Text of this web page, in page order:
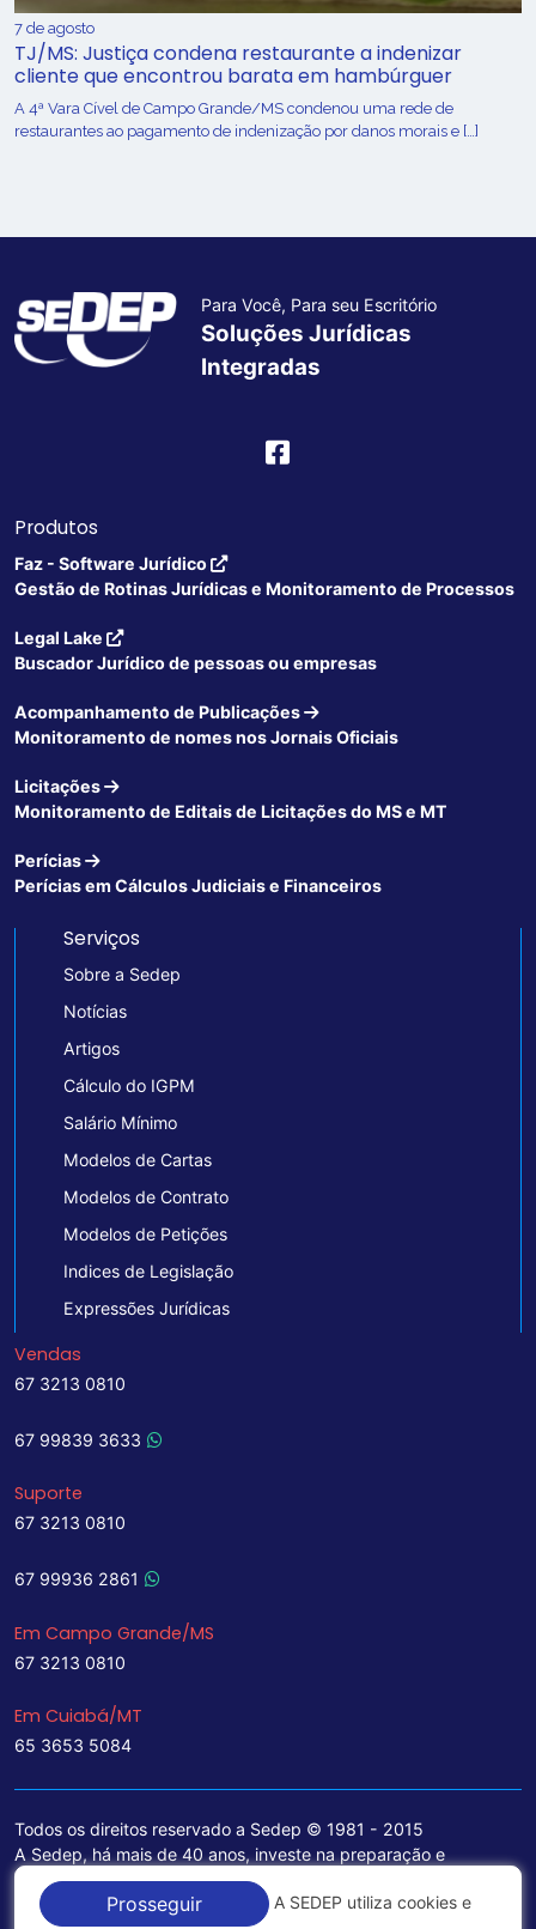
7 de agosto
TJ/MS: Justiça condena restaurante a indenizar
cliente que encontrou barata em hambúrguer
A 4ª Vara Cível de Campo Grande/MS condenou uma rede de
restaurantes ao pagamento de indenização por danos morais e […]
Para Você, Para seu Escritório
Soluções Jurídicas
Integradas
Produtos
Faz - Software Jurídico
Gestão de Rotinas Jurídicas e Monitoramento de Processos
Legal Lake
Buscador Jurídico de pessoas ou empresas
Acompanhamento de Publicações
Monitoramento de nomes nos Jornais Oficiais
Licitações
Monitoramento de Editais de Licitações do MS e MT
Perícias
Perícias em Cálculos Judiciais e Financeiros
Serviços
Sobre a Sedep
Notícias
Artigos
Cálculo do IGPM
Salário Mínimo
Modelos de Cartas
Modelos de Contrato
Modelos de Petições
Indices de Legislação
Expressões Jurídicas
Vendas
67 3213 0810
67 99839 3633
Suporte
67 3213 0810
67 99936 2861
Em Campo Grande/MS
67 3213 0810
Em Cuiabá/MT
65 3653 5084
Todos os direitos reservado a Sedep © 1981 - 2015
A Sedep, há mais de 40 anos, investe na preparação e
treinamento de funcionários e na aquisição de tecnologia de
ponta para a ampliação de seu portfólio de serviços voltados
Prosseguir A SEDEP utiliza cookies e